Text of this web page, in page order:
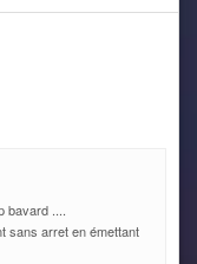
bavard ....
sans arret en émettant